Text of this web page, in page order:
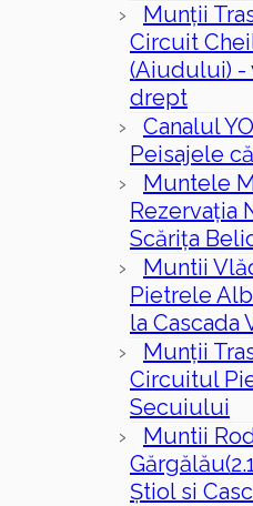
Munții
Circuit
(Aiudului) -
drept
Canalul
Peisajele
Muntele
Rezervaţia
Scăriţa
Muntii
Pietrele
la Cascada
Munții
Circuitul
Secuiului
Muntii
Ştiol si